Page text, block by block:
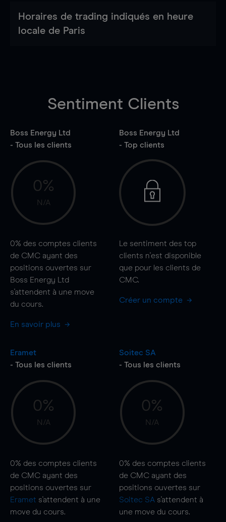
Horaires de trading indiqués en heure
locale de Paris
Sentiment Clients
Boss Energy Ltd
- Tous les clients
0%
N/A
0% des comptes clients
de CMC ayant des
positions ouvertes sur
Boss Energy Ltd
s'attendent à une move
du cours.
En savoir plus
Boss Energy Ltd
- Top clients
Le sentiment des top
clients n'est disponible
que pour les clients de
CMC.
Créer un compte
Eramet
- Tous les clients
0%
N/A
0% des comptes clients
de CMC ayant des
positions ouvertes sur
Eramet s'attendent à une
move du cours.
Soitec SA
- Tous les clients
0%
N/A
0% des comptes clients
de CMC ayant des
positions ouvertes sur
Soitec SA s'attendent à
une move du cours.